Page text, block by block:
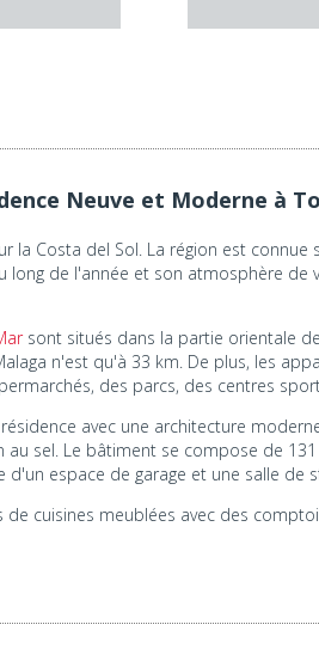
Neuve et Moderne à
la Costa del Sol. La région est
de l'année et son atmosphère
sont situés dans la partie orientale
n'est qu'à 33 km. De plus, les
des parcs, des centres
avec une architecture
au sel. Le bâtiment se compose de
espace de garage et une salle
cuisines meublées avec des